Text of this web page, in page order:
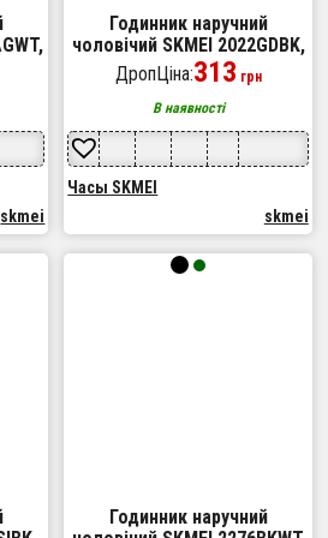
skmei
Годинник наручний
чоловічий SKMEI 2022GDBK,
армійський годинник
протиударний, годинник
армійський скмей
чоловічий
ДропЦіна:313 грн
В наявності
Часы SKMEI
skmei
Годинник наручний